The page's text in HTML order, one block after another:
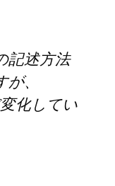
記述方法
、
化してい